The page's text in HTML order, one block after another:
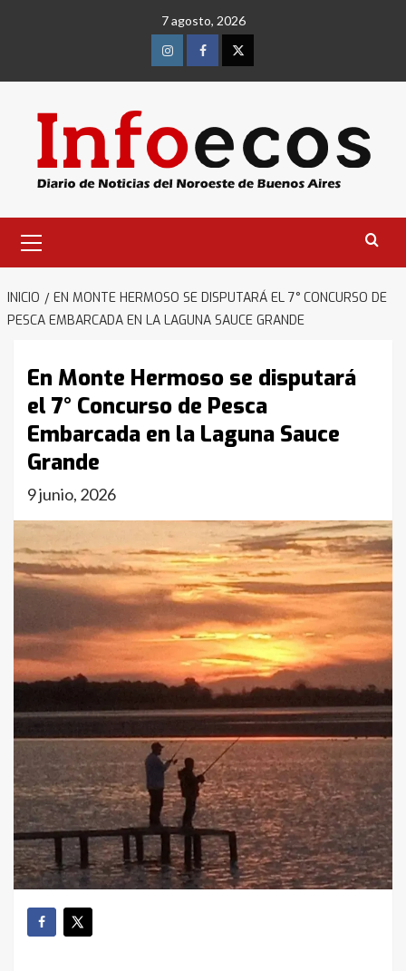
7 agosto, 2026
InstagramFacebookTwitter
primario
INICIO
EN MONTE HERMOSO SE DISPUTARÁ EL 7° CONCURSO DE
PESCA EMBARCADA EN LA LAGUNA SAUCE GRANDE
En Monte Hermoso se disputará
el 7° Concurso de Pesca
Embarcada en la Laguna Sauce
Grande
9 junio, 2026